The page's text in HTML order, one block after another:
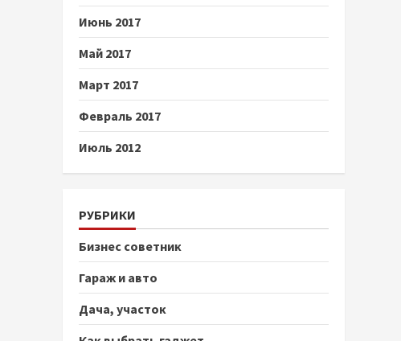
Июнь 2017
Май 2017
Март 2017
Февраль 2017
Июль 2012
РУБРИКИ
Бизнес советник
Гараж и авто
Дача, участок